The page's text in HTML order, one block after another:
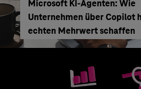
Microsoft KI-Agenten: Wie
Unternehmen über Copilot
echten Mehrwert schaffen